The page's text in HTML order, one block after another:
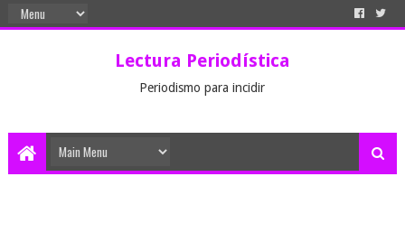
Lectura Periodística
Periodismo para incidir